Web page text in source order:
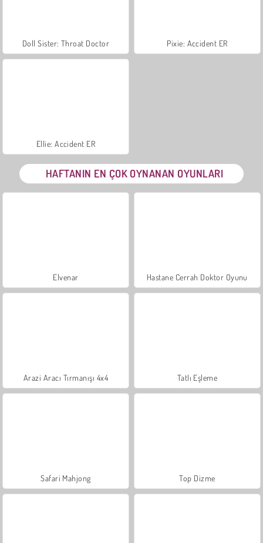
Doll Sister: Throat Doctor Pixie: Accident ER
Ellie: Accident ER
HAFTANIN EN ÇOK OYNANAN OYUNLARI
Elvenar Hastane Cerrah Doktor Oyunu
Arazi Aracı Tırmanışı 4x4 Tatlı Eşleme
Safari Mahjong Top Dizme